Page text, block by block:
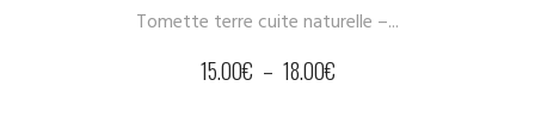
Tomette terre cuite naturelle –...
15.00€ – 18.00€